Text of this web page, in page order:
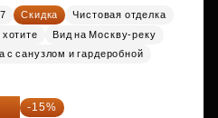
Скидка
Чистовая отделка
Вид на Москву-реку
с санузлом и гардеробной
₽ -15%